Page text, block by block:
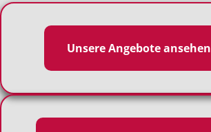
Unsere Angebote ansehen